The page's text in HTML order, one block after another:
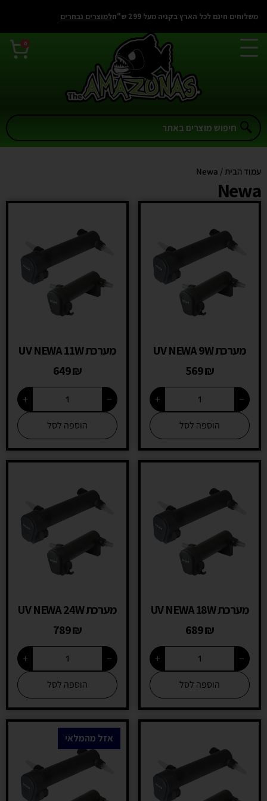
משלוחים חינם לכל הארץ בקניה מעל 299 ש"ח למוצרים נבחרים
0
עמוד הבית / Newa
Newa
מערכת UV NEWA 9W
569₪
−
+
הוספה לסל
מערכת UV NEWA 11W
649₪
−
+
הוספה לסל
מערכת UV NEWA 18W
689₪
−
+
הוספה לסל
מערכת UV NEWA 24W
789₪
−
+
הוספה לסל
אזל מהמלאי